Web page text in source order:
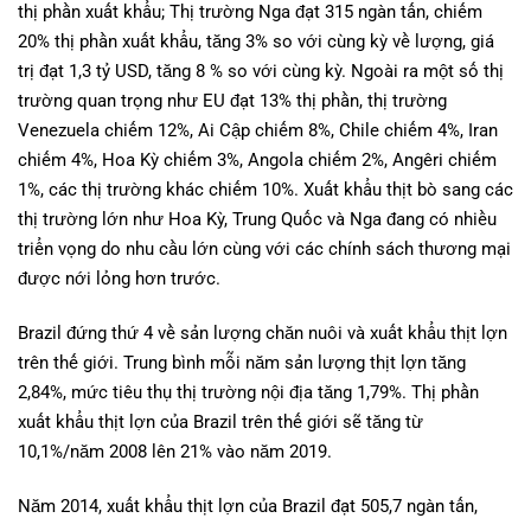
thị phần xuất khẩu; Thị trường Nga đạt 315 ngàn tấn, chiếm
20% thị phần xuất khẩu, tăng 3% so với cùng kỳ về lượng, giá
trị đạt 1,3 tỷ USD, tăng 8 % so với cùng kỳ. Ngoài ra một số thị
trường quan trọng như EU đạt 13% thị phần, thị trường
Venezuela chiếm 12%, Ai Cập chiếm 8%, Chile chiếm 4%, Iran
chiếm 4%, Hoa Kỳ chiếm 3%, Angola chiếm 2%, Angêri chiếm
1%, các thị trường khác chiếm 10%. Xuất khẩu thịt bò sang các
thị trường lớn như Hoa Kỳ, Trung Quốc và Nga đang có nhiều
triển vọng do nhu cầu lớn cùng với các chính sách thương mại
được nới lỏng hơn trước.
Brazil đứng thứ 4 về sản lượng chăn nuôi và xuất khẩu thịt lợn
trên thế giới. Trung bình mỗi năm sản lượng thịt lợn tăng
2,84%, mức tiêu thụ thị trường nội địa tăng 1,79%. Thị phần
xuất khẩu thịt lợn của Brazil trên thế giới sẽ tăng từ
10,1%/năm 2008 lên 21% vào năm 2019.
Năm 2014, xuất khẩu thịt lợn của Brazil đạt 505,7 ngàn tấn,